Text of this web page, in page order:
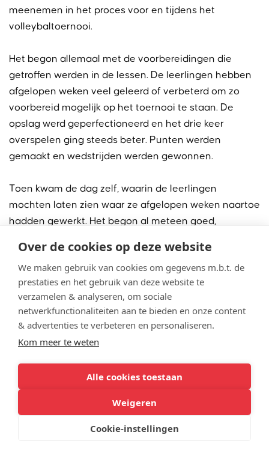
Over de cookies op deze website
We maken gebruik van cookies om gegevens m.b.t. de
prestaties en het gebruik van deze website te
verzamelen & analyseren, om sociale
netwerkfunctionaliteiten aan te bieden en onze content
& advertenties te verbeteren en personaliseren.
Kom meer te weten
Alle cookies toestaan
Weigeren
Cookie-instellingen
meenemen in het proces voor en tijdens het
volleybaltoernooi.
Het begon allemaal met de voorbereidingen die
getroffen werden in de lessen. De leerlingen hebben
afgelopen weken veel geleerd of verbeterd om zo
voorbereid mogelijk op het toernooi te staan. De
opslag werd geperfectioneerd en het drie keer
overspelen ging steeds beter. Punten werden
gemaakt en wedstrijden werden gewonnen.
Toen kwam de dag zelf, waarin de leerlingen
mochten laten zien waar ze afgelopen weken naartoe
hadden gewerkt. Het begon al meteen goed,
warmspelen. Hierin werden nog de laatste tips
gegeven en het toernooi kon beginnen.
Tijdens het toernooi ging het er fanatiek aan toe op
samengewerkt. Wedstrijden waren erg spannend en
gewonnen. Gedurende de wedstrijden werd het
steeds spannender welke klas in de finale kwam te
staan. Desondanks dat het spannend was waren de
leerlingen sportief naar elkaar en hun tegenstander.
Zo werd er vanaf de tribune hard aangemoedigd en